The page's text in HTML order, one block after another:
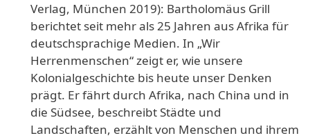
Verlag, München 2019): Bartholomäus Grill
berichtet seit mehr als 25 Jahren aus Afrika für
deutschsprachige Medien. In „Wir
Herrenmenschen“ zeigt er, wie unsere
Kolonialgeschichte bis heute unser Denken
prägt. Er fährt durch Afrika, nach China und in
die Südsee, beschreibt Städte und
Landschaften, erzählt von Menschen und ihrem